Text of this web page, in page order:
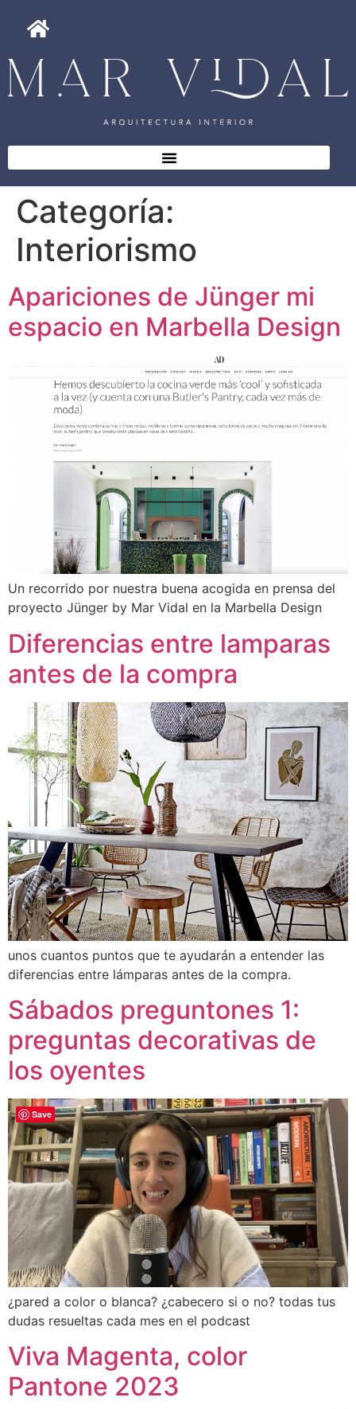
Categoría:
Interiorismo
Apariciones de Jünger mi
espacio en Marbella Design
Un recorrido por nuestra buena acogida en prensa del
proyecto Jünger by Mar Vidal en la Marbella Design
Diferencias entre lamparas
antes de la compra
unos cuantos puntos que te ayudarán a entender las
diferencias entre lámparas antes de la compra.
Sábados preguntones 1:
preguntas decorativas de
los oyentes
¿pared a color o blanca? ¿cabecero si o no? todas tus
dudas resueltas cada mes en el podcast
Viva Magenta, color
Pantone 2023
Save